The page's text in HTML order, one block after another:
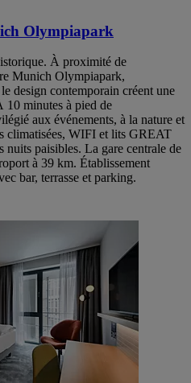
Olympiapark
À proximité de
Munich Olympiapark,
design contemporain créent une
10 minutes à pied de
aux événements, à la nature et
climatisées, WIFI et lits GREAT
paisibles. La gare centrale de
à 39 km. Établissement
bar, terrasse et parking.